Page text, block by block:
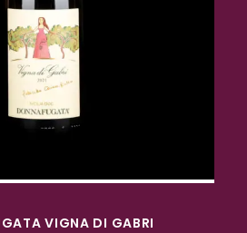
VIGNA DI GABRI